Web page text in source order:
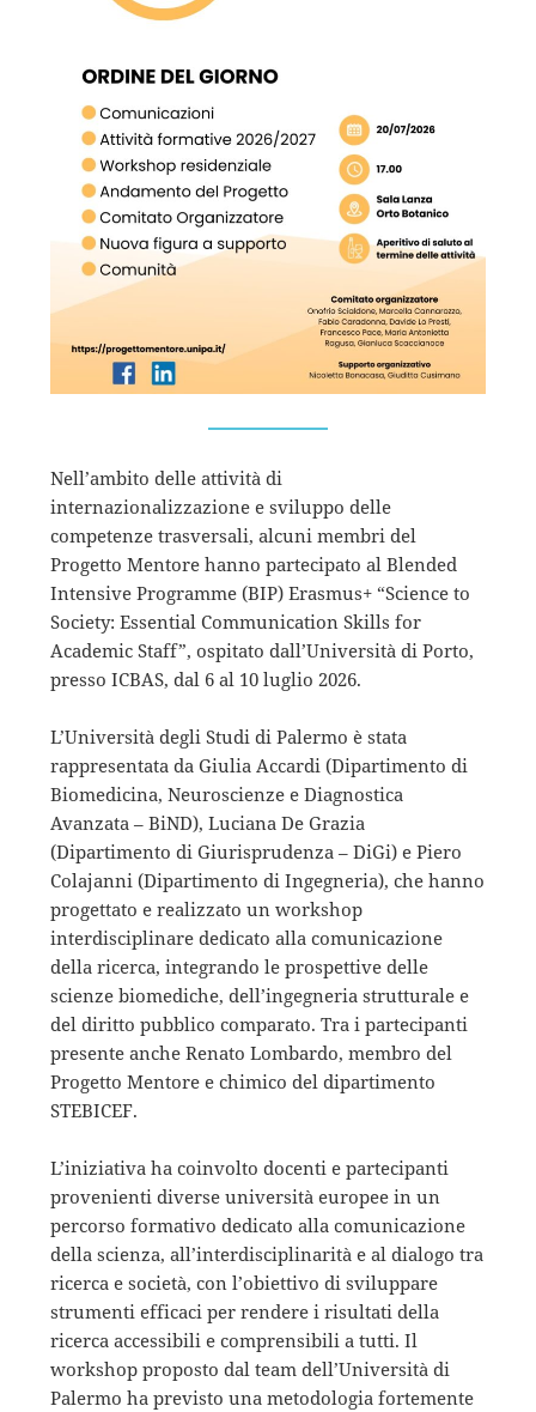
Nell’ambito delle attività di
internazionalizzazione e sviluppo delle
competenze trasversali, alcuni membri del
Progetto Mentore hanno partecipato al Blended
Intensive Programme (BIP) Erasmus+ “Science to
Society: Essential Communication Skills for
Academic Staff”, ospitato dall’Università di Porto,
presso ICBAS, dal 6 al 10 luglio 2026.
L’Università degli Studi di Palermo è stata
rappresentata da Giulia Accardi (Dipartimento di
Biomedicina, Neuroscienze e Diagnostica
Avanzata – BiND), Luciana De Grazia
(Dipartimento di Giurisprudenza – DiGi) e Piero
Colajanni (Dipartimento di Ingegneria), che hanno
progettato e realizzato un workshop
interdisciplinare dedicato alla comunicazione
della ricerca, integrando le prospettive delle
scienze biomediche, dell’ingegneria strutturale e
del diritto pubblico comparato. Tra i partecipanti
presente anche Renato Lombardo, membro del
Progetto Mentore e chimico del dipartimento
STEBICEF.
L’iniziativa ha coinvolto docenti e partecipanti
provenienti diverse università europee in un
percorso formativo dedicato alla comunicazione
della scienza, all’interdisciplinarità e al dialogo tra
ricerca e società, con l’obiettivo di sviluppare
strumenti efficaci per rendere i risultati della
ricerca accessibili e comprensibili a tutti. Il
workshop proposto dal team dell’Università di
Palermo ha previsto una metodologia fortemente